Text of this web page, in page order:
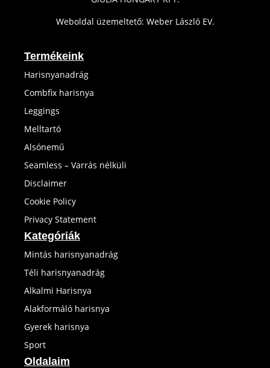
Weboldal üzemeltető: Weber László EV.
Termékeink
Harisnyanadrág
Combfix harisnya
Leggings
Melltartó
Alsónemű
Seamless – Varrás nélküli
Disclaimer
Cookie Policy
Privacy Statement
Kategóriák
Mintás harisnyanadrág
Téli harisnyanadrág
Alkalmi Harisnya
Alakformáló harisnya
Gyerek harisnya
Sport
Oldalaim